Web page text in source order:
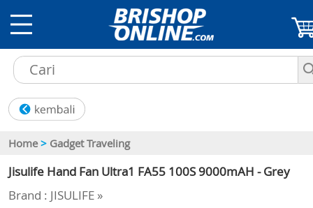
Home > Gadget Traveling
Jisulife Hand Fan Ultra1 FA55 100S 9000mAH - Grey
Brand : JISULIFE »